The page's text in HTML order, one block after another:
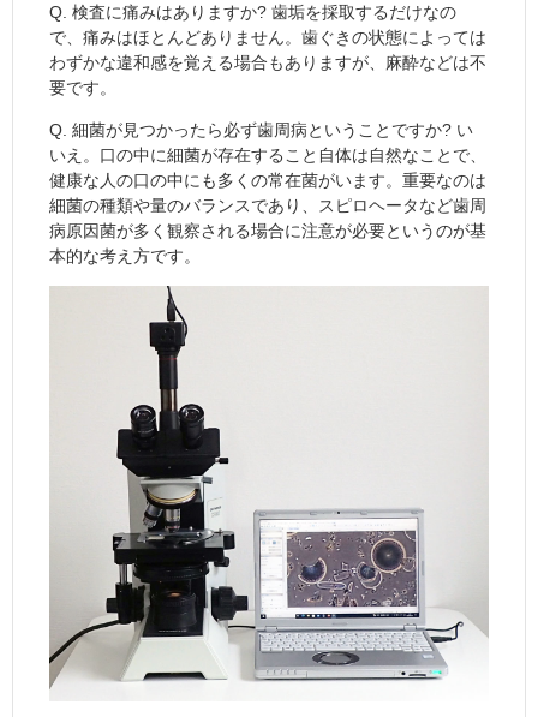
Q. 検査に痛みはありますか? 歯垢を採取するだけなの
で、痛みはほとんどありません。歯ぐきの状態によっては
わずかな違和感を覚える場合もありますが、麻酔などは不
要です。
Q. 細菌が見つかったら必ず歯周病ということですか? い
いえ。口の中に細菌が存在すること自体は自然なことで、
健康な人の口の中にも多くの常在菌がいます。重要なのは
細菌の種類や量のバランスであり、スピロヘータなど歯周
病原因菌が多く観察される場合に注意が必要というのが基
本的な考え方です。